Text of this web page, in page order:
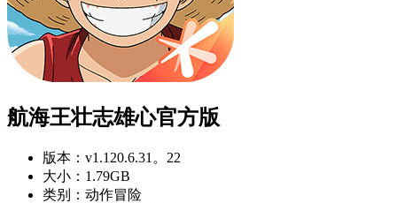
航海王壮志雄心官方版
版本： v1.120.6.31。22
大小： 1.79GB
类别： 动作冒险